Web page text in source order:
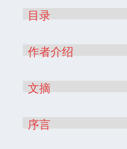
目录
作者介绍
文摘
序言